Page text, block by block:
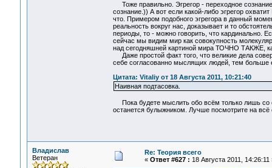
Тоже правильно. Эгрегор - переходное
сознание.)) А вот если какой-либо эгрегор
что. Примером подобного эгрегора в данный
реальность вокруг нас, доказывает и то
периоды, то - можно говорить, что кардинально.
сейчас мы видим мир как совокупность
над сегодняшней картиной мира ТОЧНО ТАКЖЕ,
Даже простой факт того, что великие дела
себе согласованно мыслящих людей, тем больше
Цитата: Vitaliy от 18 Августа 2011, 10:21:40
Наивная подтасовка.
Пока будете мыслить обо всём только лишь со
останется булыжником. Лучше посмотрите на
Владислав
Ветеран
Re: Теория всего
« Ответ #627 : 18 Августа 2011, 14:26:11